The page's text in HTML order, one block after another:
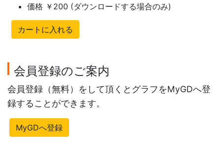
価格 ￥200 (ダウンロードする場合のみ)
カートに入れる
会員登録のご案内
会員登録（無料）をして頂くとグラフをMyGDへ登
録することができます。
MyGDへ登録